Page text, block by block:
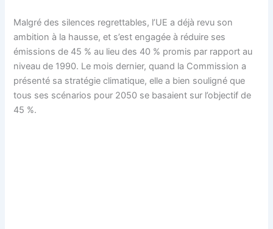
Malgré des silences regrettables, l’UE a déjà revu son
ambition à la hausse, et s’est engagée à réduire ses
émissions de 45 % au lieu des 40 % promis par rapport au
niveau de 1990. Le mois dernier, quand la Commission a
présenté sa stratégie climatique, elle a bien souligné que
tous ses scénarios pour 2050 se basaient sur l’objectif de
45 %.